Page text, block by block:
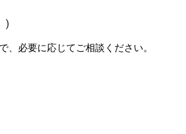
)
必要に応じてご相談ください。